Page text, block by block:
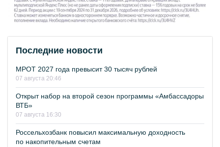
Последние новости
МРОТ 2027 года превысит 30 тысяч рублей
07 августа 20:46
Открыт набор на второй сезон программы «Амбассадоры
ВТБ»
07 августа 16:30
Россельхозбанк повысил максимальную доходность
по накопительным счетам